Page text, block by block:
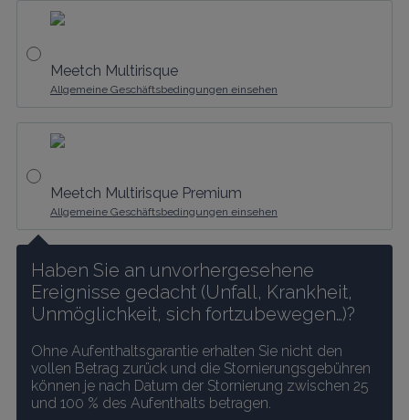
Meetch Multirisque
Allgemeine Geschäftsbedingungen einsehen
Meetch Multirisque Premium
Allgemeine Geschäftsbedingungen einsehen
Haben Sie an unvorhergesehene
Ereignisse gedacht (Unfall, Krankheit,
Unmöglichkeit, sich fortzubewegen…)?
Ohne Aufenthaltsgarantie erhalten Sie nicht den
vollen Betrag zurück und die Stornierungsgebühren
können je nach Datum der Stornierung zwischen 25
und 100 % des Aufenthalts betragen.